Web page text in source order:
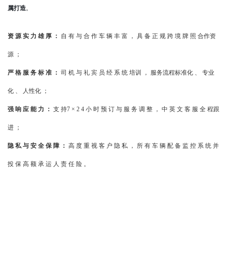
属打造。
资 源 实 力 雄 厚 ： 自 有 与 合 作 车 辆 丰 富 ， 具 备 正 规 跨 境 牌 照 合作资
源 ；
严 格 服 务 标 准 ： 司 机 与 礼 宾 员 经 系 统 培训 ， 服务流程标准化 、 专业
化 、 人性化 ；
强 响 应 能 力 ： 支 持7 × 2 4 小 时 预 订 与 服 务 调 整 ， 中 英 文 客 服 全 程跟
进 ；
隐 私 与 安 全 保 障 ： 高 度 重 视 客 户 隐 私 ， 所 有 车 辆 配 备 监 控 系 统 并
投 保 高 额 承 运 人 责 任 险 。